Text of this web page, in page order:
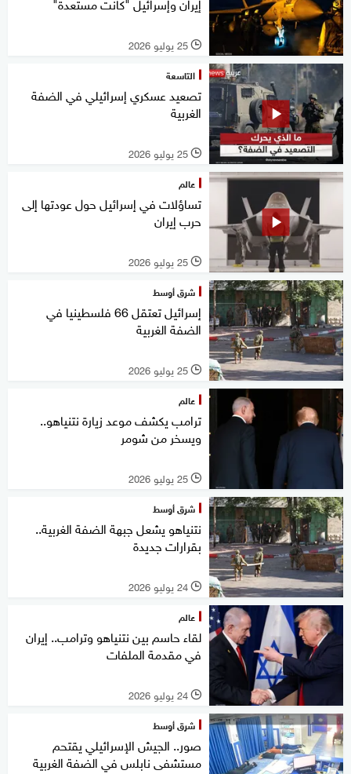
l 25 يوليو 2026
التاسعة
تصعيد عسكري إسرائيلي في الضفة
الغربية
l 25 يوليو 2026
عالم
تساؤلات في إسرائيل حول عودتها إلى
حرب إيران
l 25 يوليو 2026
شرق أوسط
إسرائيل تعتقل 66 فلسطينيا في
الضفة الغربية
l 25 يوليو 2026
عالم
ترامب يكشف موعد زيارة نتنياهو..
ويسخر من شومر
l 25 يوليو 2026
شرق أوسط
نتنياهو يشعل جبهة الضفة الغربية..
بقرارات جديدة
l 24 يوليو 2026
عالم
لقاء حاسم بين نتنياهو وترامب.. إيران
في مقدمة الملفات
l 24 يوليو 2026
شرق أوسط
صور.. الجيش الإسرائيلي يقتحم
مستشفى نابلس في الضفة الغربية